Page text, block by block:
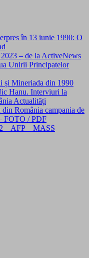
în 13 iunie 1990: O
– de la ActiveNews
Unirii Principatelor
și Mineriada din 1990
Hanu. Interviuri la
Actualități
România campania de
FOTO / PDF
– AFP – MASS